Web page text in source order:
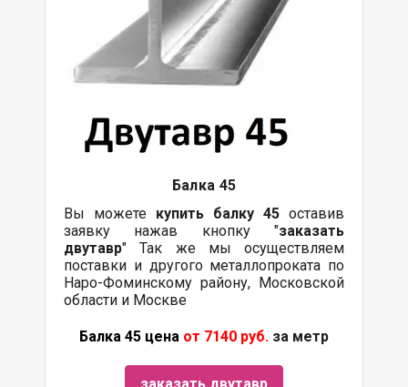
Балка 45
Вы можете купить балку 45 оставив
заявку нажав кнопку "заказать
двутавр" Так же мы осуществляем
поставки и другого металлопроката по
Наро-Фоминскому району, Московской
области и Москве
Балка 45 цена от 7140 руб. за метр